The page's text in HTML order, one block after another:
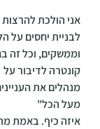
אני הולכת
לבניית יחסים על
וממשקים, וכל זה
מנהלים את
מעל הכל"
איזה כיף. באמת